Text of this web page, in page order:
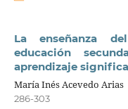
La enseñanza
educación
aprendizaje
María Inés Acevedo Arias
286-303